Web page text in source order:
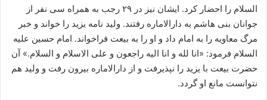
السلام را احضار کرد. ایشان نیز در ۲۹ رجب به همراه سی نفر از
جوانان بنی هاشم به دارالاماره رفتند. ولید نامه یزید را خواند و خبر
مرگ معاویه را به امام داد و او را به بیعت فراخواند. امام حسین علیه
السلام فرمود: «انا لله و انا الیه راجعون و علی الاسلام و السلام.» آن
حضرت بیعت با یزید را نپذیرفت و از دارالاماره بیرون رفت و ولید هم
نتوانست مانع او گردد.